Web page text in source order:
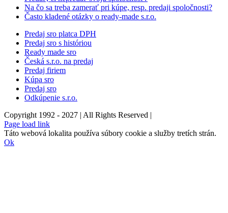
Na čo sa treba zamerať pri kúpe, resp. predaji spoločnosti?
Často kladené otázky o ready-made s.r.o.
Predaj sro platca DPH
Predaj sro s históriou
Ready made sro
Česká s.r.o. na predaj
Predaj firiem
Kúpa sro
Predaj sro
Odkúpenie s.r.o.
Copyright 1992 - 2027 | All Rights Reserved |
Email
Facebook
YouTube
Page load link
Táto webová lokalita používa súbory cookie a služby tretích strán.
Ok